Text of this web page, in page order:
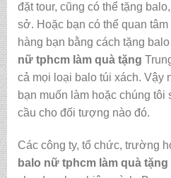
đặt tour, cũng có thể tặng
sở. Hoặc bạn có thể quan
hàng bạn bằng cách tặng
nữ tphcm làm quà tặng
cả mọi loại balo túi xách. Vậy
bạn muốn làm hoặc chúng tôi
cầu cho đối tượng nào đó.
Các công ty, tổ chức, trường
balo nữ tphcm làm quà tặng